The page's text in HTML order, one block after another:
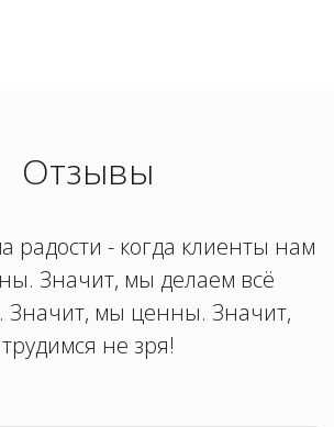
Отзывы
радости - когда клиенты нам
Значит, мы делаем всё
Значит, мы ценны. Значит,
трудимся не зря!